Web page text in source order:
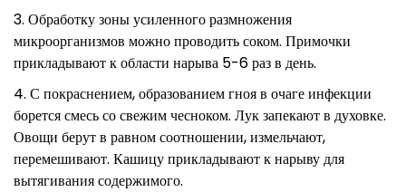
Обработку зоны усиленного размножения
микроорганизмов можно проводить соком. Примочки
прикладывают к области нарыва 5-6 раз в день.
С покраснением, образованием гноя в очаге инфекции
борется смесь со свежим чесноком. Лук запекают в духовке.
Овощи берут в равном соотношении, измельчают,
перемешивают. Кашицу прикладывают к нарыву для
вытягивания содержимого.